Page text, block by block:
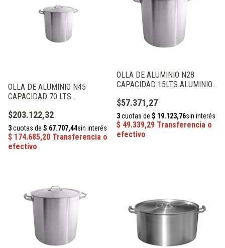
OLLA DE ALUMINIO N45
CAPACIDAD 70 LTS
$203.122,32
OLLA DE ALUMINIO N28
CAPACIDAD 15LTS ALUMINIOS
$57.371,27